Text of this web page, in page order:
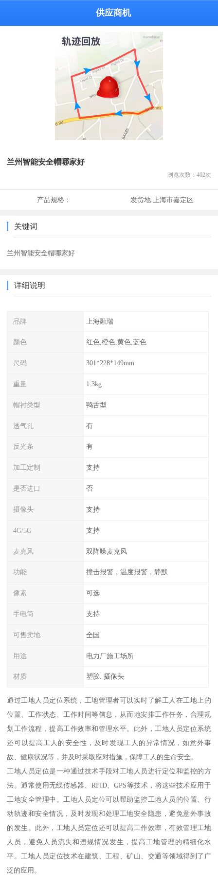
供应商机
兰州智能安全帽哪家好
浏览次数： 402次
产品规格： 发货地:上海市嘉定区
关键词
兰州智能安全帽哪家好
详细说明
品牌 上海融瑞
颜色 红色,橙色,黄色,蓝色
尺码 301*228*149mm
重量 1.3kg
帽衬类型 鸭舌型
透气孔 有
反光条 有
加工定制 支持
是否进口 否
摄像头 支持
4G/5G 支持
麦克风 双降噪麦克风
功能 撞击报警，温度报警，静默
像素 可选
手电筒 支持
可售卖地 全国
用途 电力厂施工场所
材质 塑胶. 摄像头
通过工地人员定位系统，工地管理者可以实时了解工人在工地上的
位置、工作状态、工作时间等信息，从而地安排工作任务，合理规
划工作流程，提高工作效率和管理水平。此外，工地人员定位系统
还可以提高工人的安全性，及时发现工人的异常情况，如意外事
故、健康状况等，并及时采取应对措施，保障工人的生命安全。
工地人员定位是一种通过技术手段对工地人员进行定位和监控的方
法。通常使用无线传感器、RFID、GPS等技术，将这些技术应用于
工地安全管理中。工地人员定位可以帮助监控工地人员的位置、行
动轨迹和安全情况，及时发现和处理工地安全隐患，避免意外事故
的发生。此外，工地人员定位还可以提高工作效率，有效管理工地
人员，避免人员流失和违规情况发生，提高工地管理的精细化水
平。工地人员定位技术在建筑、工程、矿山、交通等领域得到了广
泛的应用。